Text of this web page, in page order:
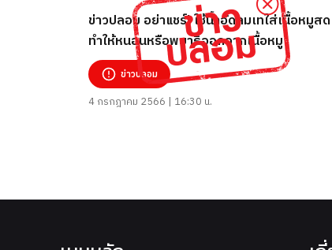
ข่าวปลอม อย่าแชร์! ใช้น้ำอัดลมเทใส่เนื้อหมูสด
ทำให้หนอนหรือพยาธิออกจากเนื้อหมู
ข่าวปลอม
4 กรกฎาคม 2566 | 16:30 น.